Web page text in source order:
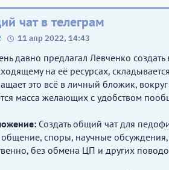
чат в телеграм
11 апр 2022, 14:43
давно предлагал Левченко
на её ресурсах,
это всё в личный бложик,
масса желающих с удобством
Создать общий чат для
общение, споры, научные
без обмена ЦП и других